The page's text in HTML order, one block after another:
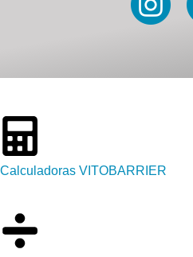
Calculadoras VITOBARRIER